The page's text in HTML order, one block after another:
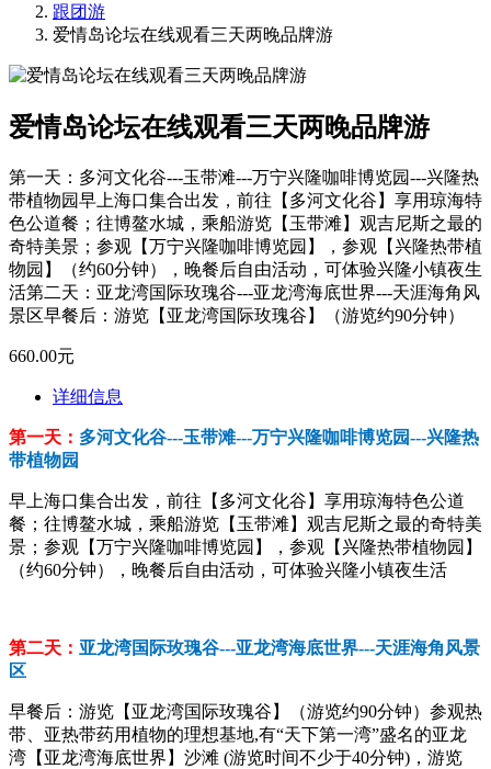
跟团游
爱情岛论坛在线观看三天两晚品牌游
爱情岛论坛在线观看三天两晚品牌游
第一天：多河文化谷---玉带滩---万宁兴隆咖啡博览园---兴隆热
带植物园早上海口集合出发，前往【多河文化谷】享用琼海特
色公道餐；往博鳌水城，乘船游览【玉带滩】观吉尼斯之最的
奇特美景；参观【万宁兴隆咖啡博览园】，参观【兴隆热带植
物园】（约60分钟），晚餐后自由活动，可体验兴隆小镇夜生
活第二天：亚龙湾国际玫瑰谷---亚龙湾海底世界---天涯海角风
景区早餐后：游览【亚龙湾国际玫瑰谷】（游览约90分钟）
660.00元
详细信息
第一天： 多河文化谷---玉带滩---万宁兴隆咖啡博览园---兴隆热
带植物园
早上海口集合出发，前往【多河文化谷】享用琼海特色公道
餐；往博鳌水城，乘船游览【玉带滩】观吉尼斯之最的奇特美
景；参观【万宁兴隆咖啡博览园】，参观【兴隆热带植物园】
（约60分钟），晚餐后自由活动，可体验兴隆小镇夜生活
第二天： 亚龙湾国际玫瑰谷---亚龙湾海底世界---天涯海角风景
区
早餐后：游览【亚龙湾国际玫瑰谷】（游览约90分钟）参观热
带、亚热带药用植物的理想基地,有“天下第一湾”盛名的亚龙
湾【亚龙湾海底世界】沙滩 (游览时间不少于40分钟)，游览